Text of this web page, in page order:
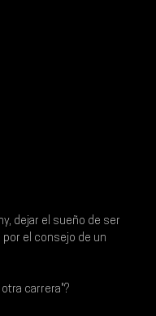
dejar el sueño de ser
el consejo de un
carrera"?